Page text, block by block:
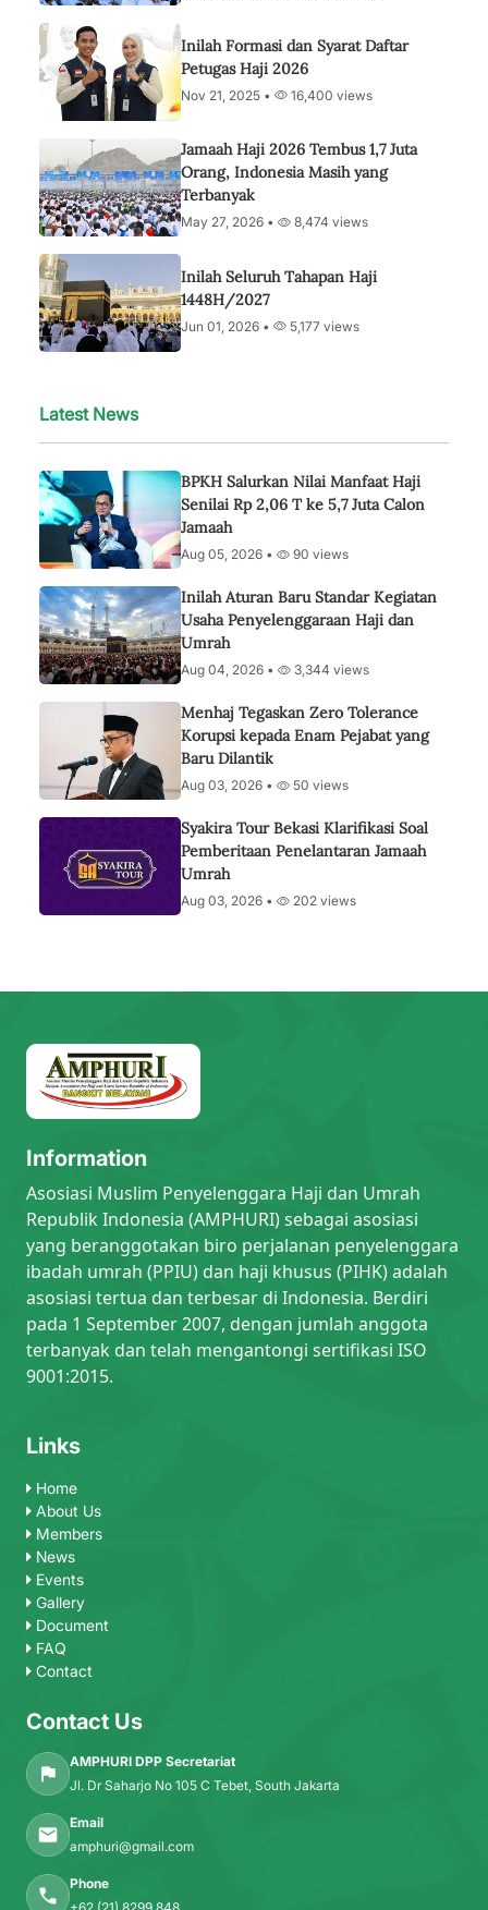
Inilah Formasi dan Syarat Daftar
Petugas Haji 2026
Nov 21, 2025 • 16,400 views
Jamaah Haji 2026 Tembus 1,7 Juta
Orang, Indonesia Masih yang
Terbanyak
May 27, 2026 • 8,474 views
Inilah Seluruh Tahapan Haji
1448H/2027
Jun 01, 2026 • 5,177 views
Latest News
BPKH Salurkan Nilai Manfaat Haji
Senilai Rp 2,06 T ke 5,7 Juta Calon
Jamaah
Aug 05, 2026 • 90 views
Inilah Aturan Baru Standar Kegiatan
Usaha Penyelenggaraan Haji dan
Umrah
Aug 04, 2026 • 3,344 views
Menhaj Tegaskan Zero Tolerance
Korupsi kepada Enam Pejabat yang
Baru Dilantik
Aug 03, 2026 • 50 views
Syakira Tour Bekasi Klarifikasi Soal
Pemberitaan Penelantaran Jamaah
Umrah
Aug 03, 2026 • 202 views
Information
Asosiasi Muslim Penyelenggara Haji dan Umrah
Republik Indonesia (AMPHURI) sebagai asosiasi
yang beranggotakan biro perjalanan penyelenggara
ibadah umrah (PPIU) dan haji khusus (PIHK) adalah
asosiasi tertua dan terbesar di Indonesia. Berdiri
pada 1 September 2007, dengan jumlah anggota
terbanyak dan telah mengantongi sertifikasi ISO
9001:2015.
Links
Home
About Us
Members
News
Events
Gallery
Document
FAQ
Contact
Contact Us
AMPHURI DPP Secretariat
Jl. Dr Saharjo No 105 C Tebet, South Jakarta
Email
amphuri@gmail.com
Phone